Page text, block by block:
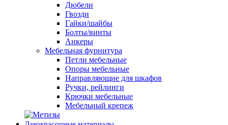
Дюбели
Гвозди
Гайки/шайбы
Болты/винты
Анкеры
Мебельная фурнитура
Петли мебельные
Опоры мебельные
Направляющие для шкафов
Ручки, рейлинги
Крючки мебельные
Мебельный крепеж